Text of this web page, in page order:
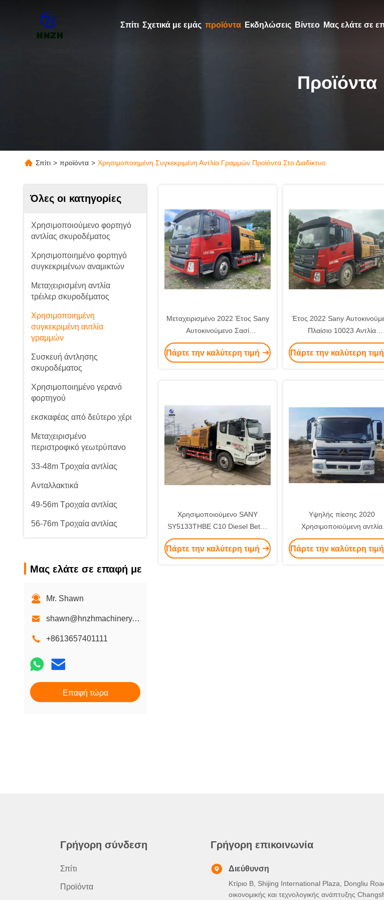
Σπίτι Σχετικά με εμάς προϊόντα Εκδηλώσεις Βίντεο Μας ελάτε σε
Προϊόντα
Σπίτι > προϊόντα > Χρησιμοποιημένη Συγκεκριμένη Αντλία Γραμμών Προϊόντα Στο Διαδίκτυο
Όλες οι κατηγορίες
Χρησιμοποιούμενο φορτηγό
αντλίας σκυροδέματος
Χρησιμοποιημένο φορτηγό
συγκεκριμένων αναμικτών
Μεταχειρισμένη αντλία
τρέιλερ σκυροδέματος
Χρησιμοποιημένη
συγκεκριμένη αντλία
γραμμών
Συσκευή άντλησης
σκυροδέματος
Χρησιμοποιημένο γερανό
φορτηγού
εκσκαφέας από δεύτερο χέρι
Μεταχειρισμένο
περιστροφικό γεωτρύπανο
33-48m Τροχαία αντλίας
Ανταλλακτικά
49-56m Τροχαία αντλίας
56-76m Τροχαία αντλίας
Μας ελάτε σε επαφή με
Mr. Shawn
shawn@hnzhmachinery.com
+8613657401111
Επαφή τώρα
Μεταχειρισμένο 2022 Έτος Sany
Αυτοκινούμενο Σασί
SY5143THBF 10023C-10S
Αντλία Τοποθετημένη σε Όχημα
Πάρτε την καλύτερη τιμή
Έτος 2022 Sany
Πλαίσιο 10023 Αντλία
Τοποθετημένη σε Όχημα
Diesel
Πάρτε την καλύτερη τιμή
Χρησιμοποιούμενο SANY
SY5133THBE C10 Diesel Beton
Line Trailer Pump Truck Mounted
2019
Πάρτε την καλύτερη τιμή
Υψηλής πίεσης 2020
Χρησιμοποιούμενη αντλία
γραμμής σκυροδέματος
SY5133THBE10020 Sany
Πάρτε την καλύτερη τιμή
Γρήγορη σύνδεση
Σπίτι
Προϊόντα
Γρήγορη επικοινωνία
Διεύθυνση
Κτίριο Β, Shijing International Plaza, Dongliu
οικονομικής και τεχνολογικής ανάπτυξης